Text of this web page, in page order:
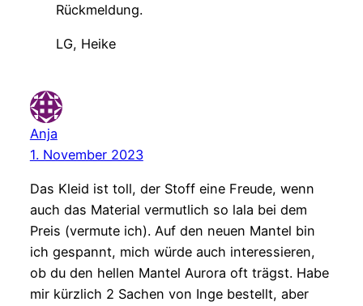
Rückmeldung.
LG, Heike
Anja
1. November 2023
Das Kleid ist toll, der Stoff eine Freude, wenn
auch das Material vermutlich so lala bei dem
Preis (vermute ich). Auf den neuen Mantel bin
ich gespannt, mich würde auch interessieren,
ob du den hellen Mantel Aurora oft trägst. Habe
mir kürzlich 2 Sachen von Inge bestellt, aber